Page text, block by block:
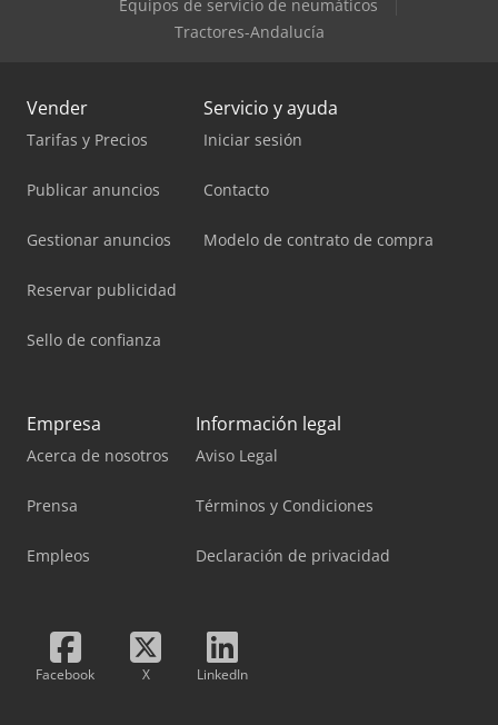
Equipos de servicio de neumáticos
Tractores-Andalucía
Vender
Tarifas y Precios
Publicar anuncios
Gestionar anuncios
Reservar publicidad
Sello de confianza
Servicio y ayuda
Iniciar sesión
Contacto
Modelo de contrato de compra
Empresa
Acerca de nosotros
Prensa
Empleos
Información legal
Aviso Legal
Términos y Condiciones
Declaración de privacidad
Facebook X LinkedIn